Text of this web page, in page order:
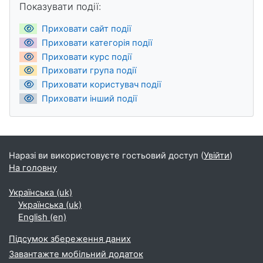
Показувати події:
Приховати сайт події
Приховати категорія події
Приховати курс події
Приховати група події
Приховати користувач події
Приховати інший події
Наразі ви використовуєте гостьовий доступ (Увійти)
На головну
Українська ‎(uk)‎
Українська ‎(uk)‎
English ‎(en)‎
Підсумок збереження даних
Завантажте мобільний додаток